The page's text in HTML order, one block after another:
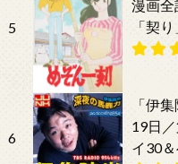
5
漫画全
「契り
6
「伊
19日
イ30